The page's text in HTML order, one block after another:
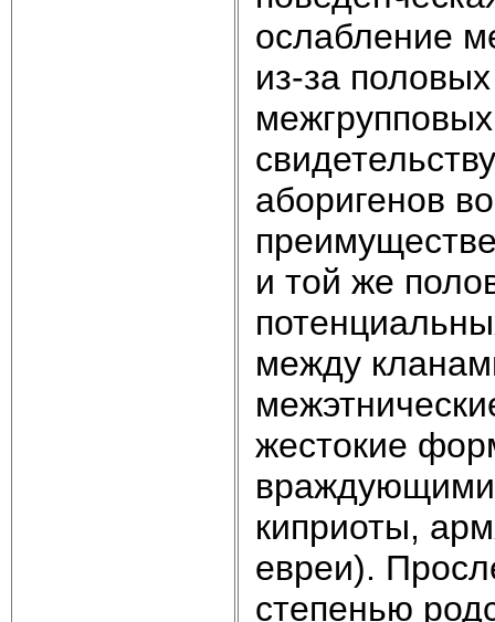
ослабление
из-за
аборигенов
и той же
между
жестокие
враждующими
киприоты,
евреи).
степенью